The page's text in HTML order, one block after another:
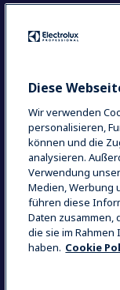
Centers of
IHRE
Impressum
Diese
Wir verwenden
personalisieren,
können und die
analysieren.
Verwendung
Medien, Werbung
führen diese
Daten zusammen,
die sie im
haben. Cookie